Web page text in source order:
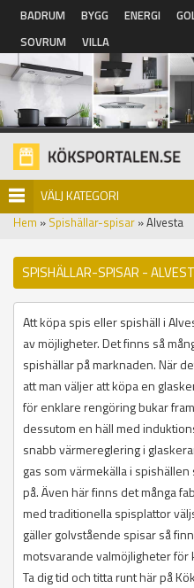
Hoppa till huvudinnehåll
BADRUM BYGG ENERGI
SOVRUM
VILLA
VÄLJ KATEGORI
Hem » Spishällar-spisar » Alvesta
SPISHÄLLAR-SPISAR -
Att köpa spis eller spishäll i
av möjligheter. Det finns så
spishällar på marknaden. När
att man väljer att köpa en
för enklare rengöring bukar
dessutom en häll med
snabb värmereglering i
gas som värmekälla i
på. Även här finns det många
med traditionella spisplattor
gäller golvstående spisar så
motsvarande valmöjligheter för
Ta dig tid och titta runt här på